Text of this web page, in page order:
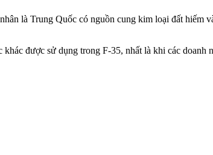
là Trung Quốc có nguồn cung kim loại đất hiếm
được sử dụng trong F-35, nhất là khi các